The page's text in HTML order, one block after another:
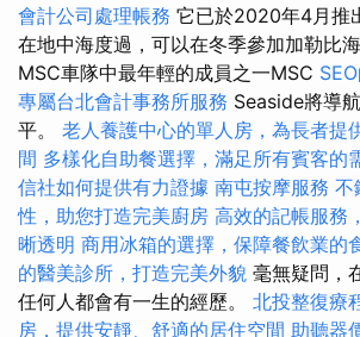
會計公司處理帳務 它已於2020年4月推
在地中海度過，可以在冬季參加加勒比
MSC車隊中最年輕的成員之一MSC
專屬台北會計事務所服務 Seaside將導
平。 老人養護中心的單人房，為長者提
間 多樣化自助餐選擇，滿足所有賓客的
信社如何提供有力證據 南屯按摩服務 不
性，助您打造完美廚房 高效的記帳服務
晰透明 商用冰箱的選擇，保障餐飲業的
的醫美診所，打造完美外貌 毫無疑問，
任何人都會有一生的經歷。 北投整復療
房，提供安靜、舒適的居住空間 助聽器